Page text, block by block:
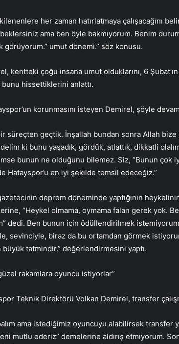
her zaman hatırlatmaya çalışacağını
ama ben öyle bakmıyorum. Benim
görüyorum.” umut dönemi.” söz konusu.
kentteki çoğu insana umut olduklarını, 6
hissettiklerini anlattı.
korunmasını isteyen Demirel, şöyle
süreçten geçtik. İnşallah bundan sonra Allah
ki bunu yaşadık, gördük, atlattık, dikkatli
bunun ne olduğunu bilemez. Siz, “Bunun çok
Hatayspor’u en iyi şekilde temsil edeceğiz.”
deprem döneminde yaptığının
“Heykel olmama, oymama falan gerek yok.
dedi. Ben bunun için ödüllendirilmek
sevinciyle, biraz da bu ortamdan görmek
tatmindir.” değerlendirmesini yaptı.
rakamlara oyuncu istiyorlar”
Teknik Direktörü Volkan Demirel, transfer
ama istediğimiz oyuncuyu alabilirsek transfer
mutlu ederiz” demelerine aldırış etmiyorum.